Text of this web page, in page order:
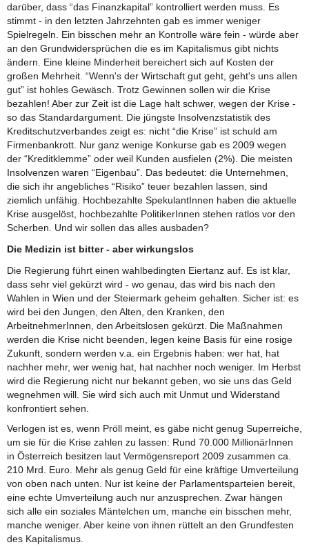
darüber, dass “das Finanzkapital” kontrolliert werden muss. Es
stimmt - in den letzten Jahrzehnten gab es immer weniger
Spielregeln. Ein bisschen mehr an Kontrolle wäre fein - würde aber
an den Grundwidersprüchen die es im Kapitalismus gibt nichts
ändern. Eine kleine Minderheit bereichert sich auf Kosten der
großen Mehrheit. “Wenn's der Wirtschaft gut geht, geht's uns allen
gut” ist hohles Gewäsch. Trotz Gewinnen sollen wir die Krise
bezahlen! Aber zur Zeit ist die Lage halt schwer, wegen der Krise -
so das Standardargument. Die jüngste Insolvenzstatistik des
Kreditschutzverbandes zeigt es: nicht “die Krise” ist schuld am
Firmenbankrott. Nur ganz wenige Konkurse gab es 2009 wegen
der “Kreditklemme” oder weil Kunden ausfielen (2%). Die meisten
Insolvenzen waren “Eigenbau”. Das bedeutet: die Unternehmen,
die sich ihr angebliches “Risiko” teuer bezahlen lassen, sind
ziemlich unfähig. Hochbezahlte SpekulantInnen haben die aktuelle
Krise ausgelöst, hochbezahlte PolitikerInnen stehen ratlos vor den
Scherben. Und wir sollen das alles ausbaden?
Die Medizin ist bitter - aber wirkungslos
Die Regierung führt einen wahlbedingten Eiertanz auf. Es ist klar,
dass sehr viel gekürzt wird - wo genau, das wird bis nach den
Wahlen in Wien und der Steiermark geheim gehalten. Sicher ist: es
wird bei den Jungen, den Alten, den Kranken, den
ArbeitnehmerInnen, den Arbeitslosen gekürzt. Die Maßnahmen
werden die Krise nicht beenden, legen keine Basis für eine rosige
Zukunft, sondern werden v.a. ein Ergebnis haben: wer hat, hat
nachher mehr, wer wenig hat, hat nachher noch weniger. Im Herbst
wird die Regierung nicht nur bekannt geben, wo sie uns das Geld
wegnehmen will. Sie wird sich auch mit Unmut und Widerstand
konfrontiert sehen.
Verlogen ist es, wenn Pröll meint, es gäbe nicht genug Superreiche,
um sie für die Krise zahlen zu lassen: Rund 70.000 MillionärInnen
in Österreich besitzen laut Vermögensreport 2009 zusammen ca.
210 Mrd. Euro. Mehr als genug Geld für eine kräftige Umverteilung
von oben nach unten. Nur ist keine der Parlamentsparteien bereit,
eine echte Umverteilung auch nur anzusprechen. Zwar hängen
sich alle ein soziales Mäntelchen um, manche ein bisschen mehr,
manche weniger. Aber keine von ihnen rüttelt an den Grundfesten
des Kapitalismus.